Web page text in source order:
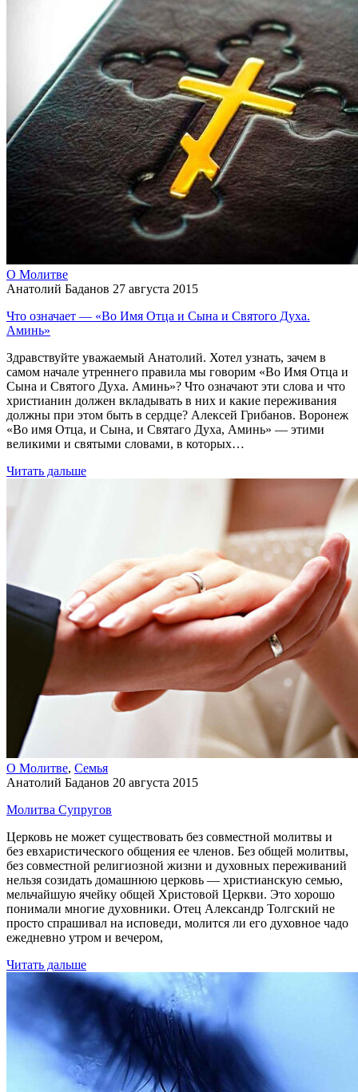
О Молитве
Анатолий Баданов 27 августа 2015
Что означает — «Во Имя Отца и Сына и Святого Духа.
Аминь»
Здравствуйте уважаемый Анатолий. Хотел узнать, зачем в
самом начале утреннего правила мы говорим «Во Имя Отца и
Сына и Святого Духа. Аминь»? Что означают эти слова и что
христианин должен вкладывать в них и какие переживания
должны при этом быть в сердце? Алексей Грибанов. Воронеж
«Во имя Отца, и Сына, и Святаго Духа, Аминь» — этими
великими и святыми словами, в которых…
Читать дальше
О Молитве, Семья
Анатолий Баданов 20 августа 2015
Молитва Супругов
Церковь не может существовать без совместной молитвы и
без евхаристического общения ее членов. Без общей молитвы,
без совместной религиозной жизни и духовных переживаний
нельзя созидать домашнюю церковь — христианскую семью,
мельчайшую ячейку общей Христовой Церкви. Это хорошо
понимали многие духовники. Отец Александр Толгский не
просто спрашивал на исповеди, молится ли его духовное чадо
ежедневно утром и вечером,
Читать дальше